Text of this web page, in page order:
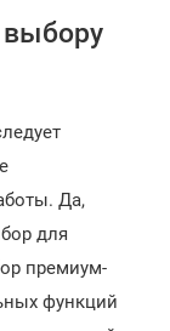
Да,
для
премиум-
функций